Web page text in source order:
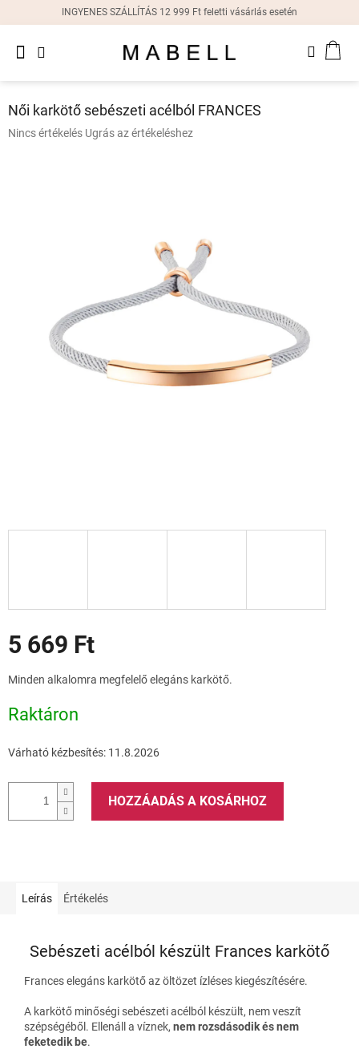
tartalomhoz
INGYENES SZÁLLÍTÁS 12 999 Ft feletti vásárlás esetén
Női
fülbevalók
Ajándékdobozok
Női karkötő sebészeti acélból FRANCES
A
Nincs értékelés Ugrás az értékeléshez
5 669 Ft
Minden alkalomra megfelelő elegáns karkötő.
Raktáron
Várható kézbesítés: 11.8.2026
HOZZÁADÁS A KOSÁRHOZ
Leírás Értékelés
Sebészeti acélból készült Frances karkötő
Frances elegáns karkötő az öltözet ízléses kiegészítésére.
A karkötő minőségi sebészeti acélból készült, nem veszít
szépségéből. Ellenáll a víznek, nem rozsdásodik és nem
feketedik be.